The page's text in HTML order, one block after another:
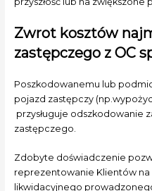
Zwrot kosztów
zastępczego z OC
Poszkodowanemu lub
pojazd zastępczy
przysługuje odszkodowanie
zastępczego.
Zdobyte doświadczenie
reprezentowanie Klientów
likwidacyjnego